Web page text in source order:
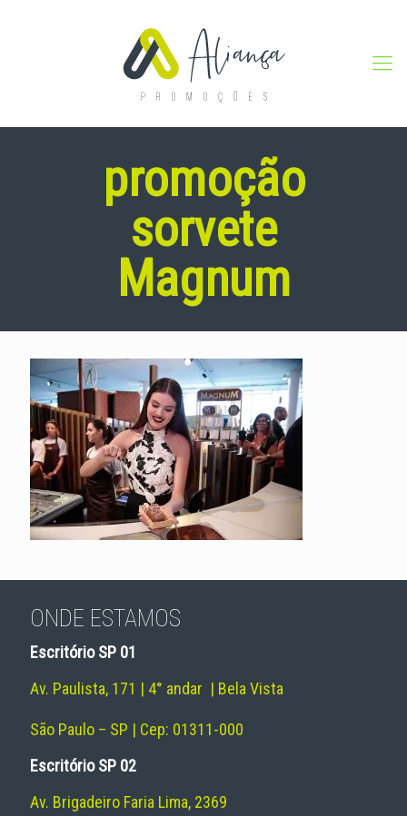
promoção
sorvete
Magnum
ONDE ESTAMOS
Escritório SP 01
Av. Paulista, 171 | 4° andar | Bela Vista
São Paulo – SP | Cep: 01311-000
Escritório SP 02
Av. Brigadeiro Faria Lima, 2369